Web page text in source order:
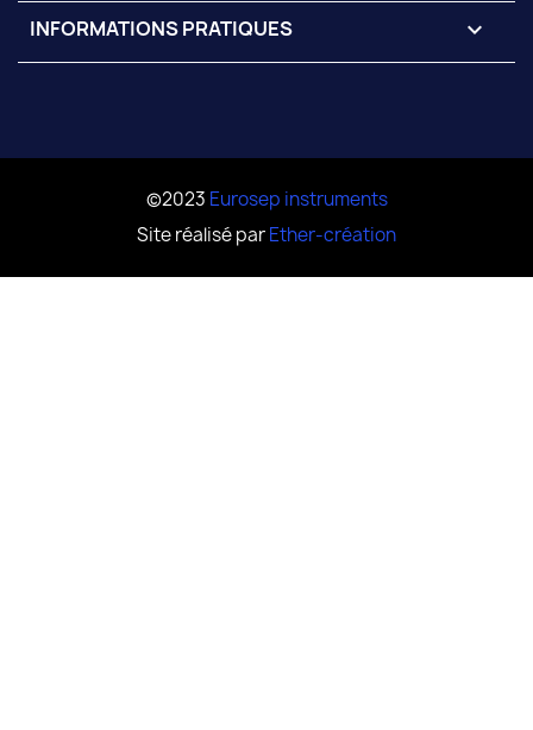
INFORMATIONS PRATIQUES 
©2023 Eurosep instruments
Site réalisé parEther-création